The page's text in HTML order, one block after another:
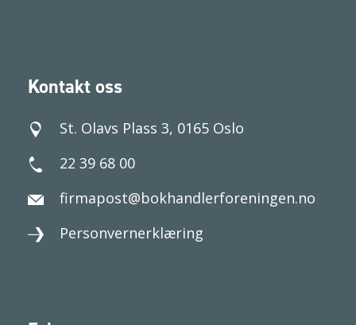
Kontakt oss
St. Olavs Plass 3, 0165 Oslo
22 39 68 00
firmapost@bokhandlerforeningen.no
Personvernerklæring